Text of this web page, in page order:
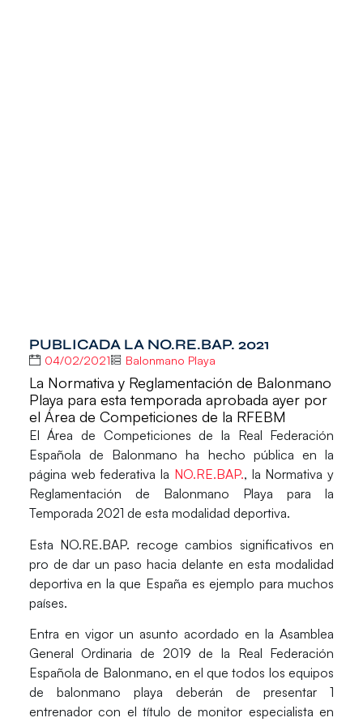
PUBLICADA LA NO.RE.BAP. 2021
04/02/2021 Balonmano Playa
La Normativa y Reglamentación de Balonmano
Playa para esta temporada aprobada ayer por
el Área de Competiciones de la RFEBM
El Área de Competiciones de la Real Federación
Española de Balonmano ha hecho pública en la
página web federativa la NO.RE.BAP., la Normativa y
Reglamentación de Balonmano Playa para la
Temporada 2021 de esta modalidad deportiva.
Esta NO.RE.BAP. recoge cambios significativos en
pro de dar un paso hacia delante en esta modalidad
deportiva en la que España es ejemplo para muchos
países.
Entra en vigor un asunto acordado en laAsamblea
General Ordinaria de 2019 de la Real Federación
Española de Balonmano, en el que todos los equipos
de balonmano playa deberán de presentar 1
entrenador con el título de monitor especialista en